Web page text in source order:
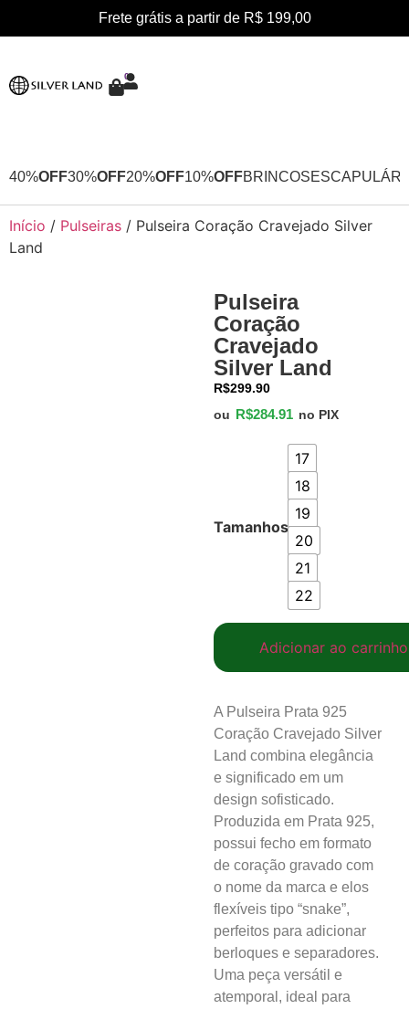
Frete grátis a partir de R$ 199,00
0
40%OFF30%OFF20%OFF10%OFFBRINCOS
Início / Pulseiras / Pulseira Coração Cravejado Silver
Land
Pulseira
Coração
Cravejado
Silver Land
R$299.90
ou R$284.91 no PIX
Tamanhos
17
18
19
20
21
22
Adicionar ao carrinho
A Pulseira Prata 925
Coração Cravejado Silver
Land combina elegância
e significado em um
design sofisticado.
Produzida em Prata 925,
possui fecho em formato
de coração gravado com
o nome da marca e elos
flexíveis tipo “snake”,
perfeitos para adicionar
berloques e separadores.
Uma peça versátil e
atemporal, ideal para